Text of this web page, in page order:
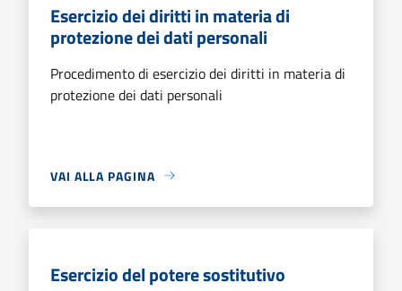
Esercizio dei diritti in materia di
protezione dei dati personali
Procedimento di esercizio dei diritti in materia di
protezione dei dati personali
VAI ALLA PAGINA
Esercizio del potere sostitutivo